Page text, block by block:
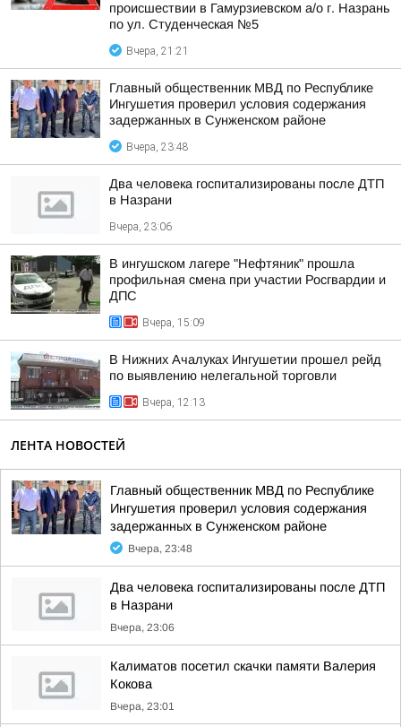
происшествии в Гамурзиевском а/о г. Назрань
по ул. Студенческая №5
Вчера, 21:21
Главный общественник МВД по Республике
Ингушетия проверил условия содержания
задержанных в Сунженском районе
Вчера, 23:48
Два человека госпитализированы после ДТП
в Назрани
Вчера, 23:06
В ингушском лагере "Нефтяник" прошла
профильная смена при участии Росгвардии и
ДПС
Вчера, 15:09
В Нижних Ачалуках Ингушетии прошел рейд
по выявлению нелегальной торговли
Вчера, 12:13
ЛЕНТА НОВОСТЕЙ
Главный общественник МВД по Республике
Ингушетия проверил условия содержания
задержанных в Сунженском районе
Вчера, 23:48
Два человека госпитализированы после ДТП
в Назрани
Вчера, 23:06
Калиматов посетил скачки памяти Валерия
Кокова
Вчера, 23:01